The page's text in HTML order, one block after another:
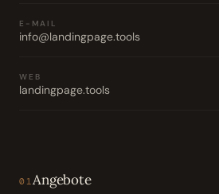
E-MAIL
info@landingpage.tools
WEB
landingpage.tools
01 Angebote